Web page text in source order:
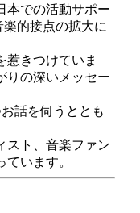
本での活動サポー
的接点の拡大に
惹きつけていま
りの深いメッセー
話を伺うととも
スト、音楽ファン
います。